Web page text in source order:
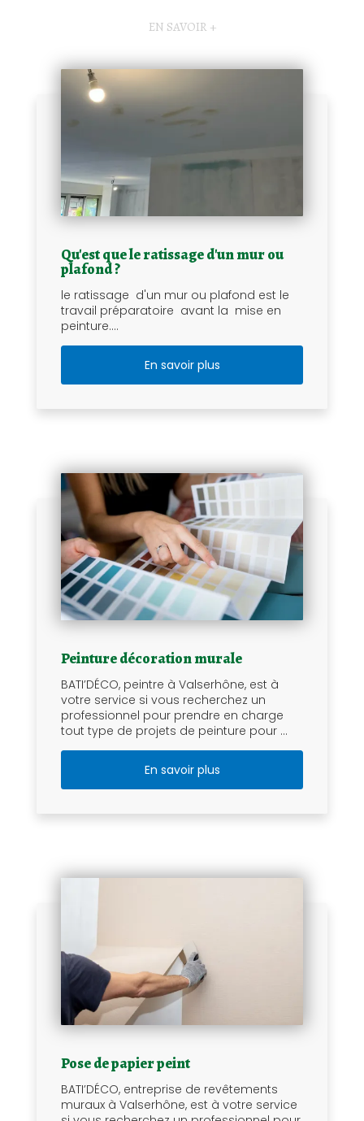
EN SAVOIR +
Qu'est que le ratissage d'un mur ou
plafond ?
le ratissage d'un mur ou plafond est le
travail préparatoire avant la mise en
peinture....
En savoir plus
Peinture décoration murale
BATI’DÉCO, peintre à Valserhône, est à
votre service si vous recherchez un
professionnel pour prendre en charge
tout type de projets de peinture pour ...
En savoir plus
Pose de papier peint
BATI’DÉCO, entreprise de revêtements
muraux à Valserhône, est à votre service